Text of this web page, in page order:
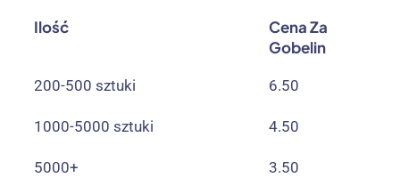
Ilość
Cena Za
Gobelin
200-500 sztuki 6.50
1000-5000 sztuki 4.50
5000+ 3.50